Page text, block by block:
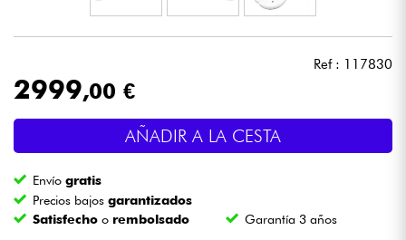
Luces
Vientos
Ref : 117830
2999,00 €
AÑADIR A LA CESTA
Envíogratis
Precios bajosgarantizados
Satisfecho o rembolsado Garantía 3 años